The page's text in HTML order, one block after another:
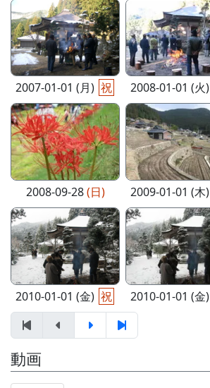
2007-01-01 (月) 祝 2008-01-01 (火)
2008-09-28(日) 2009-01-01 (木)
2010-01-01 (金) 祝 2010-01-01 (金)
動画